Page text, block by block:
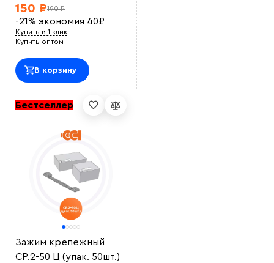
190 ₽
150 ₽
-21% экономия 40₽
Купить в 1 клик
Купить оптом
В корзину
Бестселлер
Зажим крепежный
СР.2-50 Ц (упак. 50шт.)